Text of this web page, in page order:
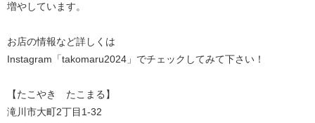
増やしています。
お店の情報など詳しくは
Instagram「takomaru2024」でチェックしてみて下さい！
【たこやき たこまる】
滝川市大町2丁目1-32